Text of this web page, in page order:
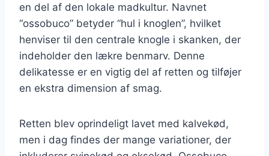
en del af den lokale madkultur. Navnet
“ossobuco” betyder “hul i knoglen”, hvilket
henviser til den centrale knogle i skanken, der
indeholder den lækre benmarv. Denne
delikatesse er en vigtig del af retten og tilføjer
en ekstra dimension af smag.
Retten blev oprindeligt lavet med kalvekød,
men i dag findes der mange variationer, der